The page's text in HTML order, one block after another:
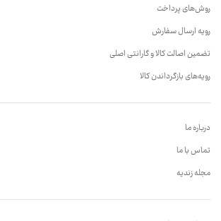
روش‌های پرداخت
رویه ارسال سفارش
تضمین اصالت کالا و گارانتی اصلی
رویه‌های بازگرداندن کالا
درباره ما
تماس با ما
مجله زندیه